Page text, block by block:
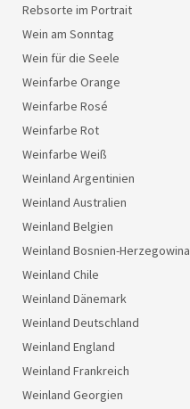
Rebsorte im Portrait
Wein am Sonntag
Wein für die Seele
Weinfarbe Orange
Weinfarbe Rosé
Weinfarbe Rot
Weinfarbe Weiß
Weinland Argentinien
Weinland Australien
Weinland Belgien
Weinland Bosnien-Herzegowina
Weinland Chile
Weinland Dänemark
Weinland Deutschland
Weinland England
Weinland Frankreich
Weinland Georgien